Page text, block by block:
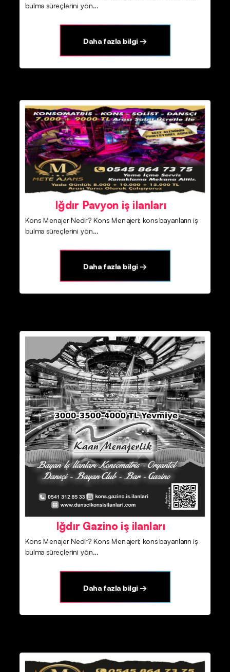
bulma süreçlerini yön...
Daha fazla bilgi →
Iğdır Pavyon iş ilanları
Kons Menajer Nedir? Kons Menajeri; kons bayanların iş
bulma süreçlerini yön...
Daha fazla bilgi →
Iğdır Gazino iş ilanları
Kons Menajer Nedir? Kons Menajeri; kons bayanların iş
bulma süreçlerini yön...
Daha fazla bilgi →